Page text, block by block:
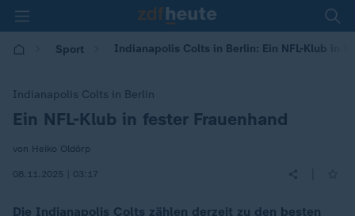
Sport Indianapolis Colts in Berlin: Ein NFL-Klub in
Indianapolis Colts in Berlin
:Ein NFL-Klub in fester Frauenhand
von Heiko Oldörp
08.11.2025 | 03:17
Die Indianapolis Colts zählen derzeit zu den besten